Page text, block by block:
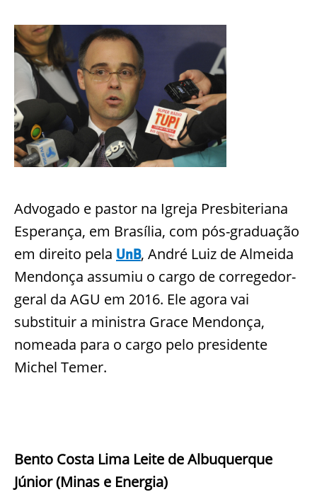
Advogado e pastor na Igreja Presbiteriana
Esperança, em Brasília, com pós-graduação
em direito pela UnB, André Luiz de Almeida
Mendonça assumiu o cargo de corregedor-
geral da AGU em 2016. Ele agora vai
substituir a ministra Grace Mendonça,
nomeada para o cargo pelo presidente
Michel Temer.
Bento Costa Lima Leite de Albuquerque
Júnior (Minas e Energia)